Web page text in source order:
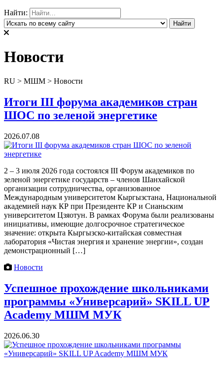
Найти:
Новости
RU > МШМ > Новости
Итоги III форума академиков стран
ШОС по зеленой энергетике
2026.07.08
2 – 3 июля 2026 года состоялся III Форум академиков по
зеленой энергетике государств – членов Шанхайской
организации сотрудничества, организованное
Международным университетом Кыргызстана, Национальной
академией наук КР при Президенте КР и Сианьским
университетом Цзяотун. В рамках Форума были реализованы
инициативы, имеющие долгосрочное стратегическое
значение: открыта Кыргызско-китайская совместная
лаборатория «Чистая энергия и хранение энергии», создан
демонстрационный […]
Новости
Успешное прохождение школьниками
программы «Универсарий» SKILL UP
Academy МШМ МУК
2026.06.30